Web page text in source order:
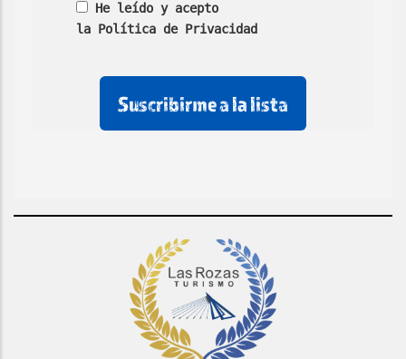
He leído y acepto
la Política de Privacidad
rellenar
campo
rellenar
campo
casilla